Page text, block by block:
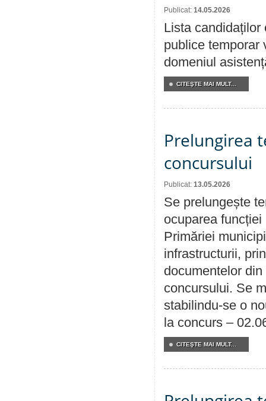
Publicat: 14.05.2026
Lista candidaților
publice temporar
domeniul
CITEŞTE MAI MULT...
Prelungirea
concursului
Publicat: 13.05.2026
Se prelungește
ocuparea
Primăriei
infrastructurii,
documentelor
concursului. Se
stabilindu-se o
la concurs –
CITEŞTE MAI MULT...